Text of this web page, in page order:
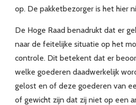
op. De pakketbezorger is het hier
De Hoge Raad benadrukt dat er
naar de feitelijke situatie op het
controle. Dit betekent dat er
welke goederen daadwerkelijk
gelost en of deze goederen van
of gewicht zijn dat zij niet op een